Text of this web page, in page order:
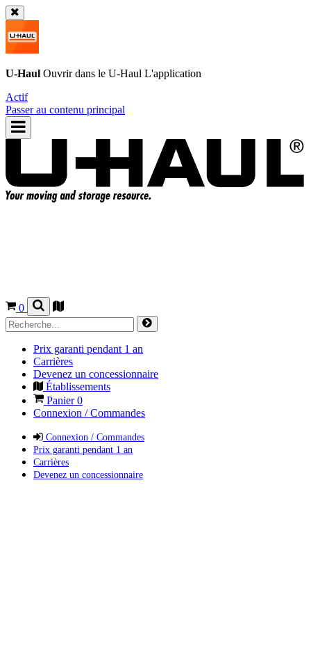
U-Haul Ouvrir dans le U-Haul L'application
Actif
Passer au contenu principal
0
Prix garanti pendant 1 an
Carrières
Devenez un concessionnaire
Établissements
Panier0
Connexion / Commandes
Connexion / Commandes
Prix garanti pendant 1 an
Carrières
Devenez un concessionnaire